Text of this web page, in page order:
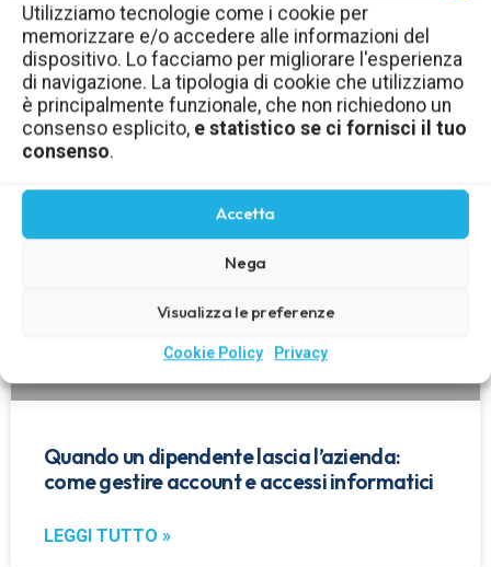
Utilizziamo tecnologie come i cookie per
memorizzare e/o accedere alle informazioni del
dispositivo. Lo facciamo per migliorare l'esperienza
di navigazione. La tipologia di cookie che utilizziamo
è principalmente funzionale, che non richiedono un
consenso esplicito, e statistico se ci fornisci il tuo
consenso.
Accetta
Nega
Visualizza le preferenze
Cookie Policy Privacy
Accessi dei fornitori esterni alla rete
aziendale: come gestirli in sicurezza
LEGGI TUTTO »
Quando un dipendente lascia l’azienda:
come gestire account e accessi informatici
LEGGI TUTTO »